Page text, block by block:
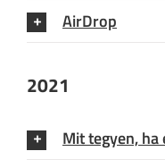
AirDrop
2021
Mit tegyen,